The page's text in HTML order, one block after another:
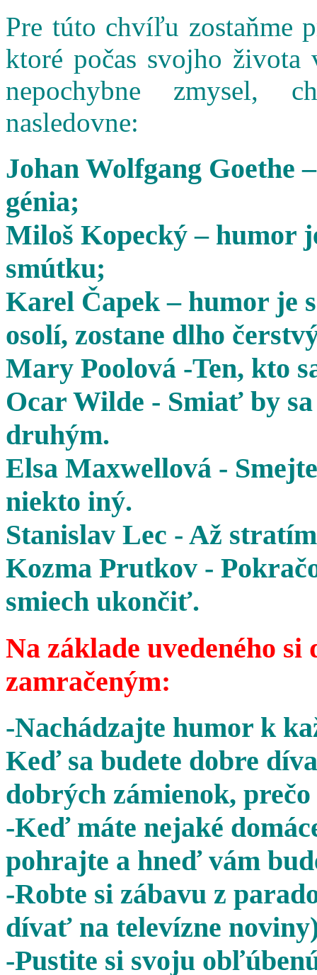
Pre túto chvíľu zostaňme
ktoré počas svojho
nepochybne zmysel,
nasledovne:
Johan Wolfgang Goethe
génia;
Miloš Kopecký – humor
smútku;
Karel Čapek – humor je
osolí, zostane dlho
Mary Poolová -Ten, kto
Ocar Wilde - Smiať by
druhým.
Elsa Maxwellová -
niekto iný.
Stanislav Lec - Až
Kozma Prutkov -
smiech ukončiť.
Na základe uvedeného
zamračeným:
-Nachádzajte humor k
Keď sa budete dobre
dobrých zámienok,
-Keď máte nejaké
pohrajte a hneď vám
-Robte si zábavu z
dívať na televízne
-Pustite si svoju